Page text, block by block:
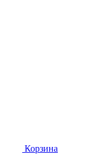
Корзина